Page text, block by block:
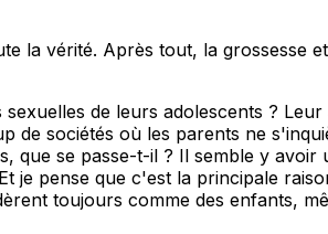
la vérité. Après tout, la grossesse
de leurs adolescents ?
de sociétés où les parents ne
que se passe-t-il ? Il semble y
je pense que c'est la principale
toujours comme des enfants,